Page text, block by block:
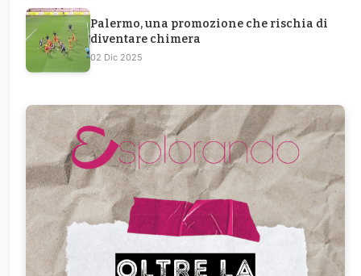
Palermo, una promozione che rischia di
diventare chimera
02 Dic 2025